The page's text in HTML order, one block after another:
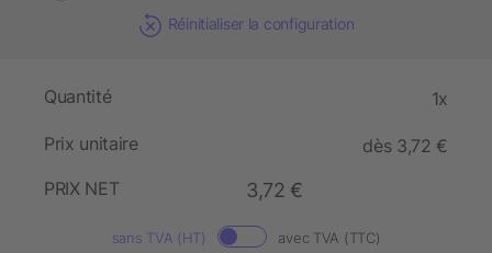
Réinitialiser la configuration
Quantité 1x
Prix unitaire
dès 3,72 €
PRIX NET
3,72 €
sans TVA (HT) avec TVA (TTC)